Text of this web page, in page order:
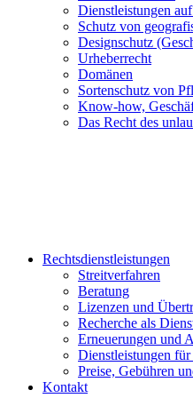
Dienstleistungen
Schutz von
Designschutz
Urheberrecht
Domänen
Sortenschutz von
Know-how,
Das Recht des
Rechtsdienstleistungen
Streitverfahren
Beratung
Lizenzen und
Recherche als
Erneuerungen und
Dienstleistungen
Preise, Gebühren
Kontakt